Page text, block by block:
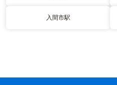
入間市駅